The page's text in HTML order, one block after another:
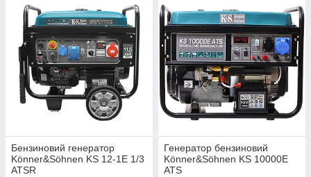
Бензиновий генератор
Könner&Söhnen KS 12-1E 1/3
ATSR
Генератор бензиновий
Könner&Söhnen KS 10000E
ATS